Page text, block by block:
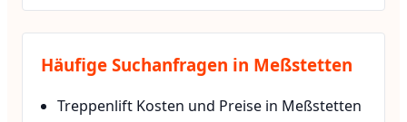
Häufige Suchanfragen in Meßstetten
Treppenlift Kosten und Preise in Meßstetten